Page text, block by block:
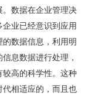
。数据在企业管理决
业已经意识到应用
数据信息，利用明
息数据进行处理，
高的科学性。这种
相适应的，而且也